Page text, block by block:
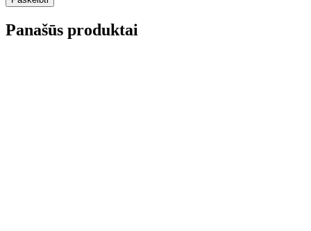
Panašūs produktai